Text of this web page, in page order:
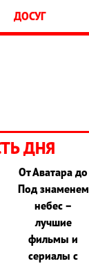
ДОСУГ
ДНЯ
От Аватара до
Под знаменем
небес –
лучшие
фильмы и
сериалы с